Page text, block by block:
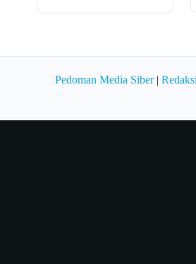
Pedoman Media Siber|